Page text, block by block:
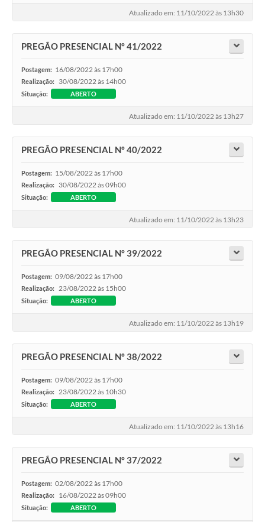
Atualizado em: 11/10/2022 às 13h30
PREGÃO PRESENCIAL Nº 41/2022
Postagem: 16/08/2022 às 17h00
Realização: 30/08/2022 às 14h00
Situação: ABERTO
Atualizado em: 11/10/2022 às 13h27
PREGÃO PRESENCIAL Nº 40/2022
Postagem: 15/08/2022 às 17h00
Realização: 30/08/2022 às 09h00
Situação: ABERTO
Atualizado em: 11/10/2022 às 13h23
PREGÃO PRESENCIAL Nº 39/2022
Postagem: 09/08/2022 às 17h00
Realização: 23/08/2022 às 15h00
Situação: ABERTO
Atualizado em: 11/10/2022 às 13h19
PREGÃO PRESENCIAL Nº 38/2022
Postagem: 09/08/2022 às 17h00
Realização: 23/08/2022 às 10h30
Situação: ABERTO
Atualizado em: 11/10/2022 às 13h16
PREGÃO PRESENCIAL Nº 37/2022
Postagem: 02/08/2022 às 17h00
Realização: 16/08/2022 às 09h00
Situação: ABERTO